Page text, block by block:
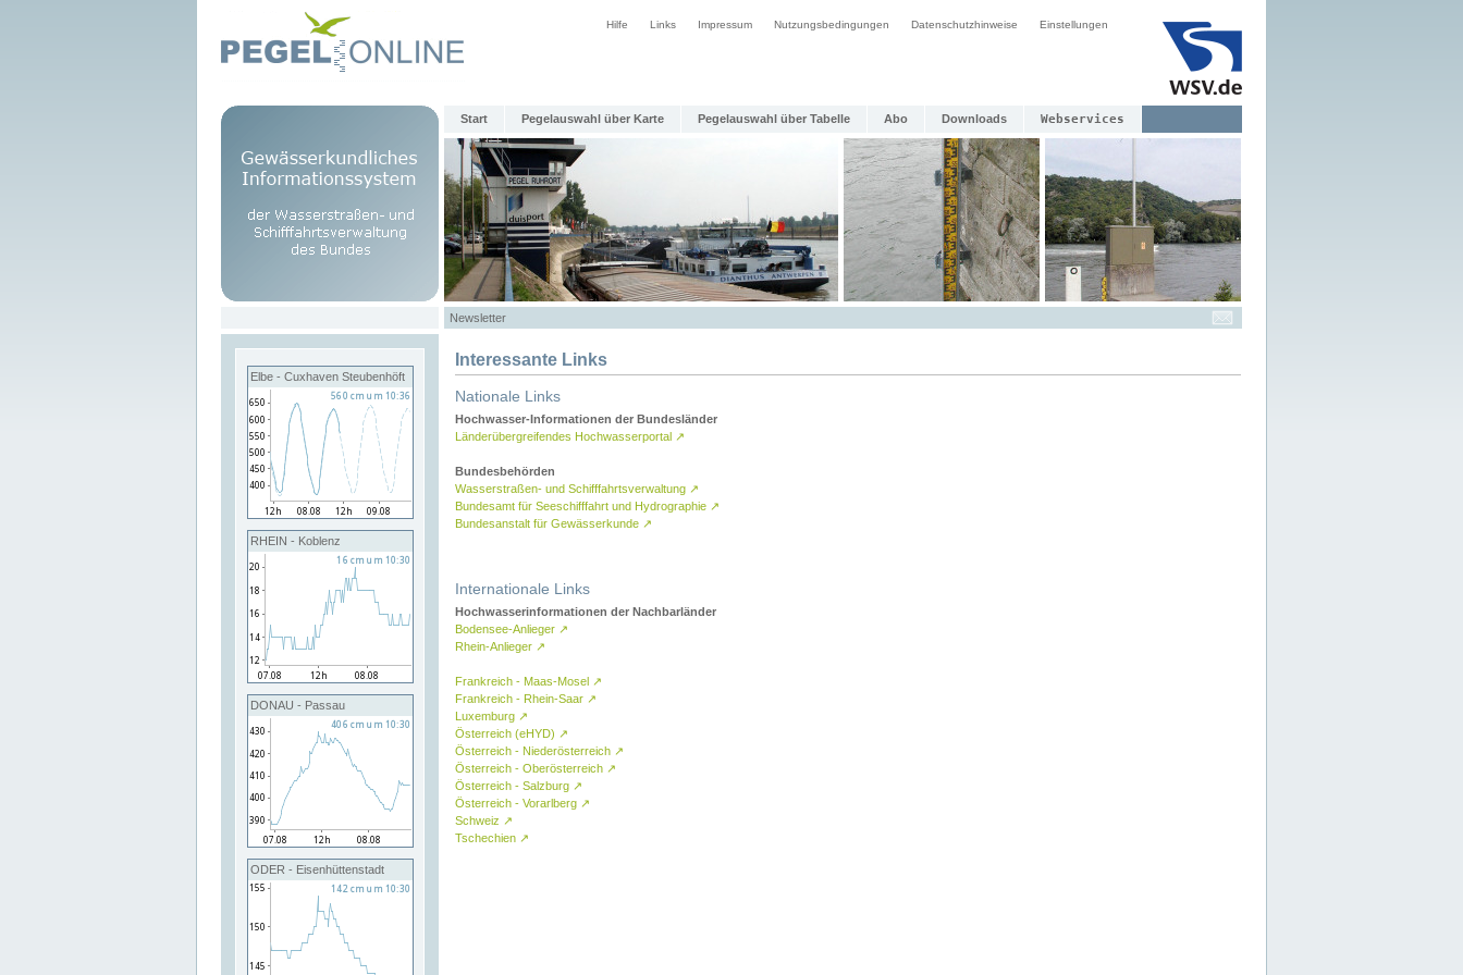
Hilfe Links Impressum Nutzungsbedingungen Datenschutzhinweise Einstellungen
Start Pegelauswahl über Karte Pegelauswahl über Tabelle Abo Downloads Webservices
Newsletter
Elbe - Cuxhaven Steubenhöft
RHEIN - Koblenz
DONAU - Passau
ODER - Eisenhüttenstadt
Interessante Links
Nationale Links
Hochwasser-Informationen der Bundesländer
Länderübergreifendes Hochwasserportal ↗
Bundesbehörden
Wasserstraßen- und Schifffahrtsverwaltung ↗
Bundesamt für Seeschifffahrt und Hydrographie ↗
Bundesanstalt für Gewässerkunde ↗
Internationale Links
Hochwasserinformationen der Nachbarländer
Bodensee-Anlieger ↗
Rhein-Anlieger ↗
Frankreich - Maas-Mosel ↗
Frankreich - Rhein-Saar ↗
Luxemburg ↗
Österreich (eHYD) ↗
Österreich - Niederösterreich ↗
Österreich - Oberösterreich ↗
Österreich - Salzburg ↗
Österreich - Vorarlberg ↗
Schweiz ↗
Tschechien ↗